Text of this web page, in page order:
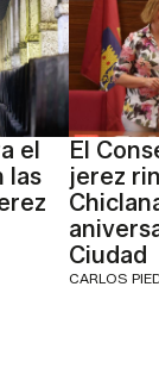
el
las
El
jerez
Ciudad
CARLOS